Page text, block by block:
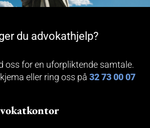
du advokathjelp?
oss for en uforpliktende samtale.
eller ring oss på 32 73 00 07